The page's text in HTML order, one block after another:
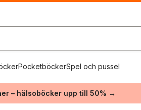
PocketböckerSpel och pussel
– hälsoböcker upp till 50% →